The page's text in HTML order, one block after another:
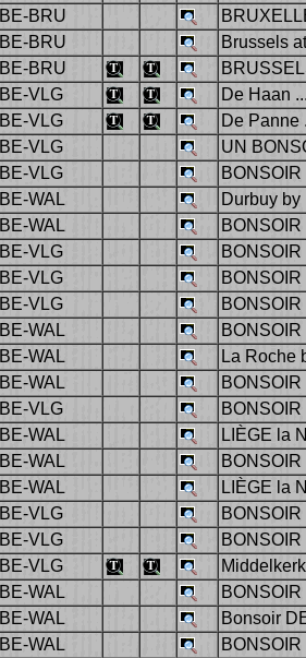
BE-BRU
BE-BRU
Brussels
BE-BRU
BE-VLG
De Haan
BE-VLG
De Panne
BE-VLG
UN
BE-VLG
BE-WAL
Durbuy by
BE-WAL
BE-VLG
BE-VLG
BE-VLG
BE-WAL
BE-WAL
La Roche
BE-WAL
BE-VLG
BE-WAL
LIÈGE la
BE-WAL
BE-WAL
LIÈGE la
BE-VLG
BE-VLG
BE-VLG
BE-WAL
BE-WAL
Bonsoir
BE-WAL